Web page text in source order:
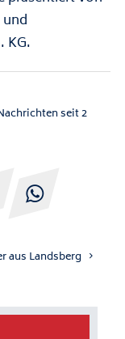
KG.
seit 2

aus Landsberg